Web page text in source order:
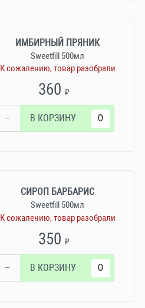
ИМБИРНЫЙ ПРЯНИК
Sweetfill 500мл
К сожалению, товар разобрали
360₽
− В КОРЗИНУ
СИРОП БАРБАРИС
Sweetfill 500мл
К сожалению, товар разобрали
350₽
− В КОРЗИНУ